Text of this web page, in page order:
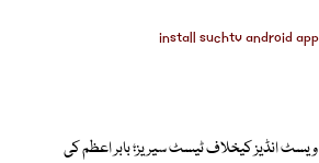
ویسٹ انڈیز کیخلاف ٹیسٹ سیریز؛ بابر اعظم کی